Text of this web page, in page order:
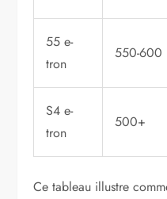
55 e-
tron
550-600
S4 e-
tron
500+
Ce tableau illustre